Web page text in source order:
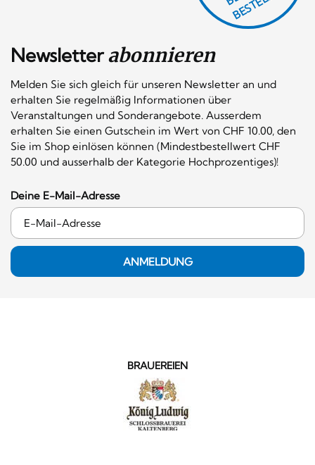
Newsletterabonnieren
Melden Sie sich gleich für unseren Newsletter an und
erhalten Sie regelmäßig Informationen über
Veranstaltungen und Sonderangebote. Ausserdem
erhalten Sie einen Gutschein im Wert von CHF 10.00, den
Sie im Shop einlösen können (Mindestbestellwert CHF
50.00 und ausserhalb der Kategorie Hochprozentiges)!
Deine E-Mail-Adresse
ANMELDUNG
BRAUEREIEN